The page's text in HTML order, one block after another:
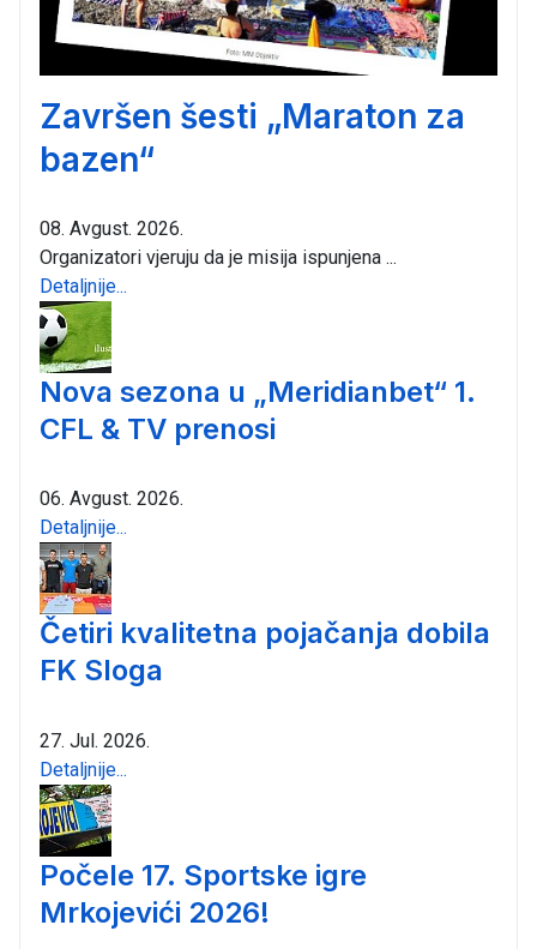
Završen šesti „Maraton za
bazen“
08. Avgust. 2026.
Organizatori vjeruju da je misija ispunjena ...
Detaljnije...
Nova sezona u „Meridianbet“ 1.
CFL & TV prenosi
06. Avgust. 2026.
Detaljnije...
Četiri kvalitetna pojačanja dobila
FK Sloga
27. Jul. 2026.
Detaljnije...
Počele 17. Sportske igre
Mrkojevići 2026!